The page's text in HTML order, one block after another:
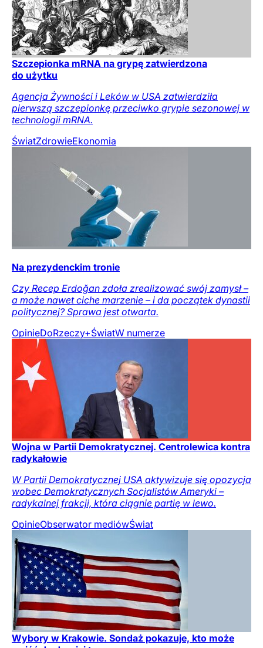
Szczepionka mRNA na grypę zatwierdzona
do użytku
Agencja Żywności i Leków w USA zatwierdziła
pierwszą szczepionkę przeciwko grypie sezonowej w
technologii mRNA.
ŚwiatZdrowieEkonomia
Na prezydenckim tronie
Czy Recep Erdoğan zdoła zrealizować swój zamysł –
a może nawet ciche marzenie – i da początek dynastii
politycznej? Sprawa jest otwarta.
OpinieDoRzeczy+ŚwiatW numerze
Wojna w Partii Demokratycznej. Centrolewica kontra
radykałowie
W Partii Demokratycznej USA aktywizuje się opozycja
wobec Demokratycznych Socjalistów Ameryki –
radykalnej frakcji, która ciągnie partię w lewo.
OpinieObserwator mediówŚwiat
Wybory w Krakowie. Sondaż pokazuje, kto może